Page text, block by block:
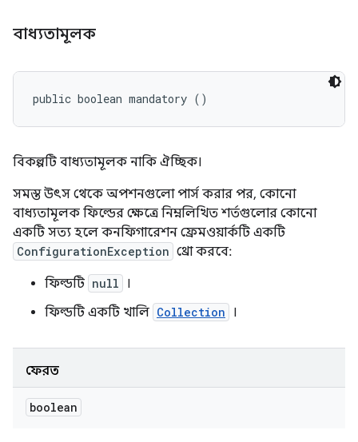
বাধ্যতামূলক
public boolean mandatory ()
বিকল্পটি বাধ্যতামূলক নাকি ঐচ্ছিক।
সমস্ত উৎস থেকে অপশনগুলো পার্স করার পর, কোনো
বাধ্যতামূলক ফিল্ডের ক্ষেত্রে নিম্নলিখিত শর্তগুলোর কোনো
একটি সত্য হলে কনফিগারেশন ফ্রেমওয়ার্কটি একটি
ConfigurationException থ্রো করবে:
ফিল্ডটি null
।
ফিল্ডটি একটি খালি Collection ।
ফেরত
boolean